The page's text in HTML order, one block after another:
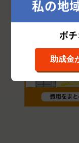
三浦市
私の地
ポ
助成金